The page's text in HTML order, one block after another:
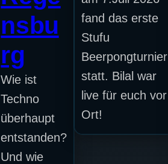
nsbu
rg
Wie ist
Techno
überhaupt
entstanden?
Und wie
fand das erste
Stufu
Beerpongturnier
statt. Bilal war
live für euch vor
Ort!